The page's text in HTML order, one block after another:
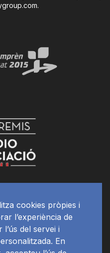
.
cookies pròpies i
l’experiència de
del servei i
En